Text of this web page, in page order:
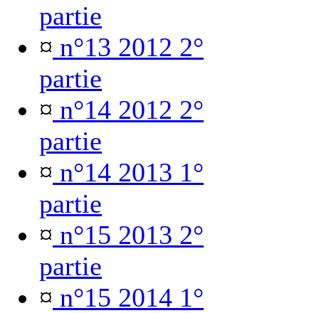
partie
¤ n°13 2012 2°
partie
¤ n°14 2012 2°
partie
¤ n°14 2013 1°
partie
¤ n°15 2013 2°
partie
¤ n°15 2014 1°